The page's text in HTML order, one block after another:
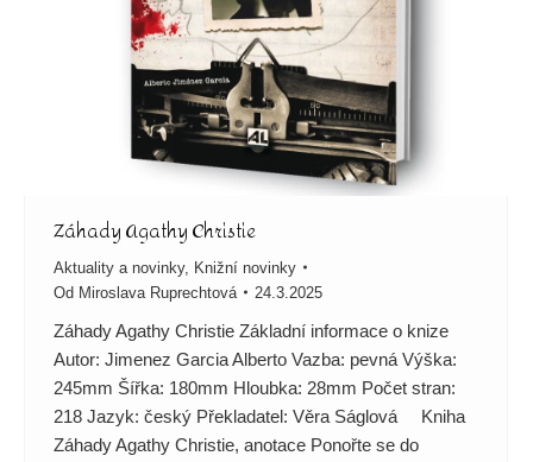
Záhady Agathy Christie
Aktuality a novinky, Knižní novinky
Od Miroslava Ruprechtová 24.3.2025
Záhady Agathy Christie Základní informace o knize
Autor: Jimenez Garcia Alberto Vazba: pevná Výška:
245mm Šířka: 180mm Hloubka: 28mm Počet stran:
218 Jazyk: český Překladatel: Věra Ságlová Kniha
Záhady Agathy Christie, anotace Ponořte se do